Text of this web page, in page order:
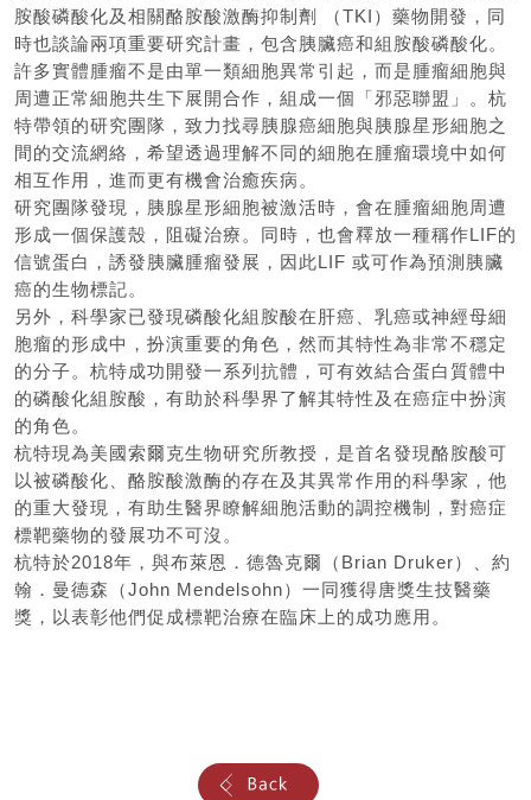
胺酸磷酸化及相關酪胺酸激酶抑制劑 （TKI）藥物開發，同
時也談論兩項重要研究計畫，包含胰臟癌和組胺酸磷酸化。
許多實體腫瘤不是由單一類細胞異常引起，而是腫瘤細胞與
周遭正常細胞共生下展開合作，組成一個「邪惡聯盟」。杭
特帶領的研究團隊，致力找尋胰腺癌細胞與胰腺星形細胞之
間的交流網絡，希望透過理解不同的細胞在腫瘤環境中如何
相互作用，進而更有機會治癒疾病。
研究團隊發現，胰腺星形細胞被激活時，會在腫瘤細胞周遭
形成一個保護殼，阻礙治療。同時，也會釋放一種稱作LIF的
信號蛋白，誘發胰臟腫瘤發展，因此LIF 或可作為預測胰臟
癌的生物標記。
另外，科學家已發現磷酸化組胺酸在肝癌、乳癌或神經母細
胞瘤的形成中，扮演重要的角色，然而其特性為非常不穩定
的分子。杭特成功開發一系列抗體，可有效結合蛋白質體中
的磷酸化組胺酸，有助於科學界了解其特性及在癌症中扮演
的角色。
杭特現為美國索爾克生物研究所教授，是首名發現酪胺酸可
以被磷酸化、酪胺酸激酶的存在及其異常作用的科學家，他
的重大發現，有助生醫界瞭解細胞活動的調控機制，對癌症
標靶藥物的發展功不可沒。
杭特於2018年，與布萊恩．德魯克爾（Brian Druker）、約
翰．曼德森（John Mendelsohn）一同獲得唐獎生技醫藥
獎，以表彰他們促成標靶治療在臨床上的成功應用。